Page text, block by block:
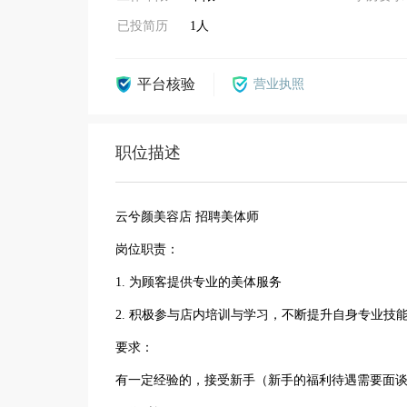
已投简历 1人
平台核验 营业执照
职位描述
云兮颜美容店 招聘美体师
岗位职责：
1. 为顾客提供专业的美体服务
2. 积极参与店内培训与学习，不断提升自身专业技
要求：
有一定经验的，接受新手（新手的福利待遇需要面谈